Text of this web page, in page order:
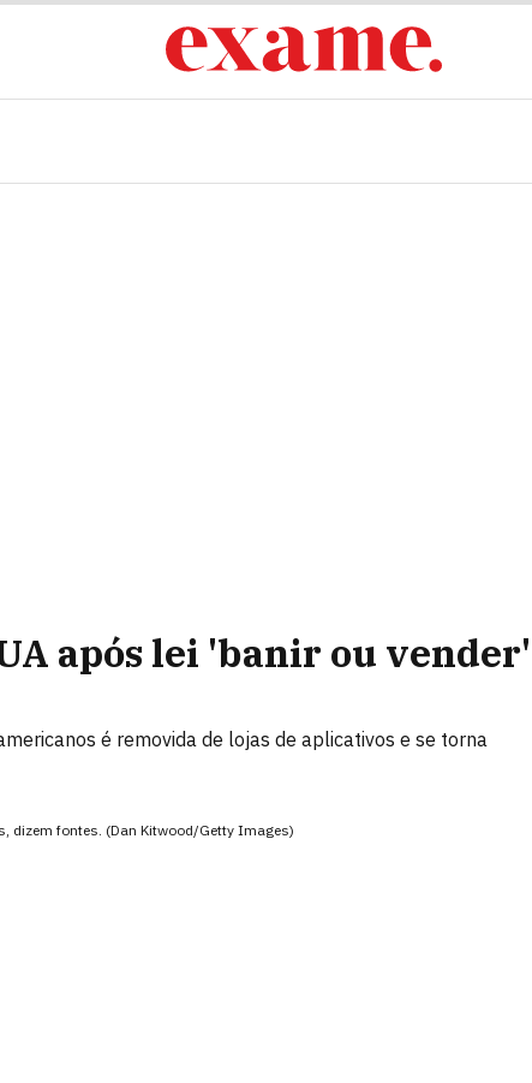
após lei 'banir ou vender'
é removida de lojas de aplicativos e se torna
dizem fontes. (Dan Kitwood/Getty Images)